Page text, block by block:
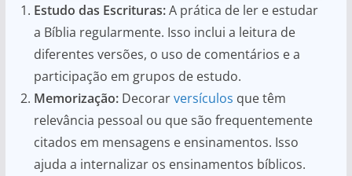
Estudo das Escrituras:A prática de ler e estudar
a Bíblia regularmente. Isso inclui a leitura de
diferentes versões, o uso de comentários e a
participação em grupos de estudo.
Memorização:Decorarversículos que têm
relevância pessoal ou que são frequentemente
citados em mensagens e ensinamentos. Isso
ajuda a internalizar os ensinamentos bíblicos.